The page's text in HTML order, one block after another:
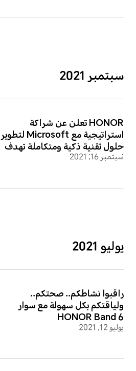
سبتمبر 2021
HONOR تعلن عن شراكة
استراتيجية مع Microsoft لتطوير
حلول تقنية ذكية ومتكاملة تهدف
لتعزيز تجارب المستخدمين
سبتمبر 16, 2021
يوليو 2021
راقبوا نشاطكم.. صحتكم..
ولياقتكم بكل سهولة مع سوار
HONOR Band 6
يوليو 12, 2021